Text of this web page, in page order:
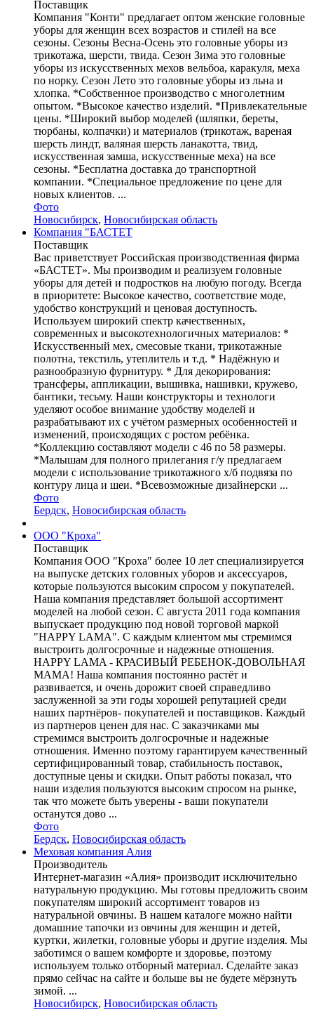
Поставщик
Компания "Конти" предлагает оптом женские головные
уборы для женщин всех возрастов и стилей на все
сезоны. Сезоны Весна-Осень это головные уборы из
трикотажа, шерсти, твида. Сезон Зима это головные
уборы из искусственных мехов вельбоа, каракуля, меха
по норку. Сезон Лето это головные уборы из льна и
хлопка. *Собственное производство с многолетним
опытом. *Высокое качество изделий. *Привлекательные
цены. *Широкий выбор моделей (шляпки, береты,
тюрбаны, колпачки) и материалов (трикотаж, вареная
шерсть линдт, валяная шерсть ланакотта, твид,
искусственная замша, искусственные меха) на все
сезоны. *Бесплатна доставка до транспортной
компании. *Специальное предложение по цене для
новых клиентов. ...
Фото
Новосибирск, Новосибирская область
Компания "БАСТЕТ
Поставщик
Вас приветствует Российская производственная фирма
«БАСТЕТ». Мы производим и реализуем головные
уборы для детей и подростков на любую погоду. Всегда
в приоритете: Высокое качество, соответствие моде,
удобство конструкций и ценовая доступность.
Используем широкий спектр качественных,
современных и высокотехнологичных материалов: *
Искусственный мех, смесовые ткани, трикотажные
полотна, текстиль, утеплитель и т.д. * Надёжную и
разнообразную фурнитуру. * Для декорирования:
трансферы, аппликации, вышивка, нашивки, кружево,
бантики, тесьму. Наши конструкторы и технологи
уделяют особое внимание удобству моделей и
разрабатывают их с учётом размерных особенностей и
изменений, происходящих с ростом ребёнка.
*Коллекцию составляют модели с 46 по 58 размеры.
*Малышам для полного прилегания г/у предлагаем
модели с использование трикотажного х/б подвяза по
контуру лица и шеи. *Всевозможные дизайнерски ...
Фото
Бердск, Новосибирская область
ООО "Кроха"
Поставщик
Компания ООО "Кроха" более 10 лет специализируется
на выпуске детских головных уборов и аксессуаров,
которые пользуются высоким спросом у покупателей.
Наша компания представляет большой ассортимент
моделей на любой сезон. С августа 2011 года компания
выпускает продукцию под новой торговой маркой
"HAPPY LAMA". С каждым клиентом мы стремимся
выстроить долгосрочные и надежные отношения.
HAPPY LAMA - КРАСИВЫЙ РЕБЕНОК-ДОВОЛЬНАЯ
МАМА! Наша компания постоянно растёт и
развивается, и очень дорожит своей справедливо
заслуженной за эти годы хорошей репутацией среди
наших партнёров- покупателей и поставщиков. Каждый
из партнеров ценен для нас. С заказчиками мы
стремимся выстроить долгосрочные и надежные
отношения. Именно поэтому гарантируем качественный
сертифицированный товар, стабильность поставок,
доступные цены и скидки. Опыт работы показал, что
наши изделия пользуются высоким спросом на рынке,
так что можете быть уверены - ваши покупатели
останутся дово ...
Фото
Бердск, Новосибирская область
Меховая компания Алия
Производитель
Интернет-магазин «Алия» производит исключительно
натуральную продукцию. Мы готовы предложить своим
покупателям широкий ассортимент товаров из
натуральной овчины. В нашем каталоге можно найти
домашние тапочки из овчины для женщин и детей,
куртки, жилетки, головные уборы и другие изделия. Мы
заботимся о вашем комфорте и здоровье, поэтому
используем только отборный материал. Сделайте заказ
прямо сейчас на сайте и больше вы не будете мёрзнуть
зимой. ...
Новосибирск, Новосибирская область